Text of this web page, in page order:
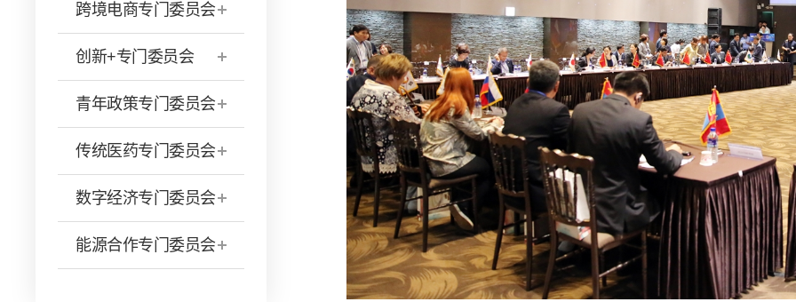
跨境电商专门委员会
创新+专门委员会
青年政策专门委员会
传统医药专门委员会
数字经济专门委员会
能源合作专门委员会